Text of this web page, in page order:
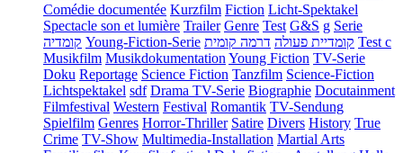
Comédie documentée Kurzfilm Fiction Licht-Spektakel
Spectacle son et lumière Trailer Genre Test G&S g Serie
קומדיה Young-Fiction-Serie קומדיית פעולה דרמה קומית
Test c
Musikfilm Musikdokumentation Young Fiction TV-Serie
Doku Reportage Science Fiction Tanzfilm Science-Fiction
Lichtspektakel sdf Drama TV-Serie Biographie Docutainment
Filmfestival Western Festival Romantik TV-Sendung
Spielfilm Genres Horror-Thriller Satire Divers History True
Crime TV-Show Multimedia-Installation Martial Arts